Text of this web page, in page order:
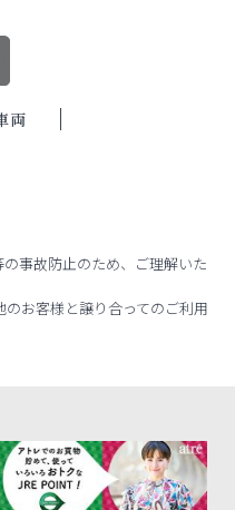
両
事故防止のため、ご理解いた
お客様と譲り合ってのご利用